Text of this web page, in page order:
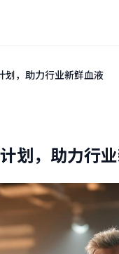
划，助力行业新鲜血液
划，助力行